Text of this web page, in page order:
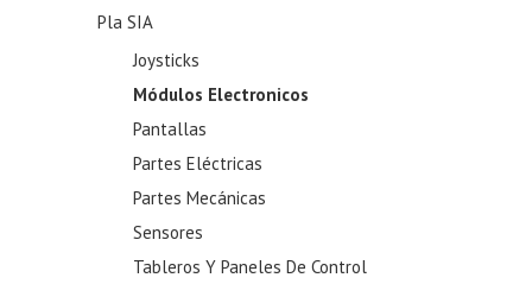
Pla SIA
Joysticks
Módulos Electronicos
Pantallas
Partes Eléctricas
Partes Mecánicas
Sensores
Tableros Y Paneles De Control